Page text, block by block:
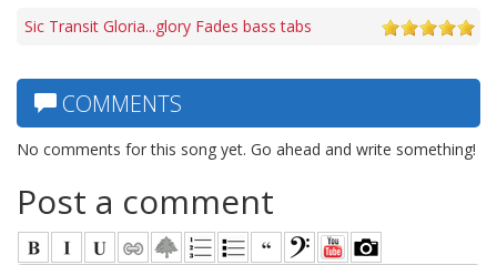
Sic Transit Gloria...glory Fades bass tabs
COMMENTS
No comments for this song yet. Go ahead and write something!
Post a comment